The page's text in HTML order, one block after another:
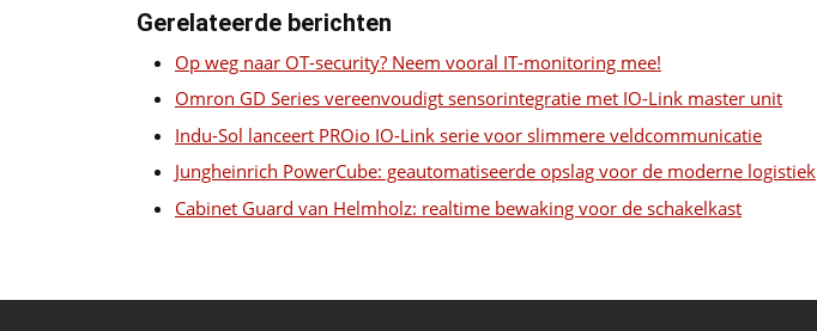
Gerelateerde berichten
Op weg naar OT-security? Neem vooral IT-monitoring mee!
Omron GD Series vereenvoudigt sensorintegratie met IO-Link master unit
Indu-Sol lanceert PROio IO-Link serie voor slimmere veldcommunicatie
Jungheinrich PowerCube: geautomatiseerde opslag voor de moderne logistiek
Cabinet Guard van Helmholz: realtime bewaking voor de schakelkast